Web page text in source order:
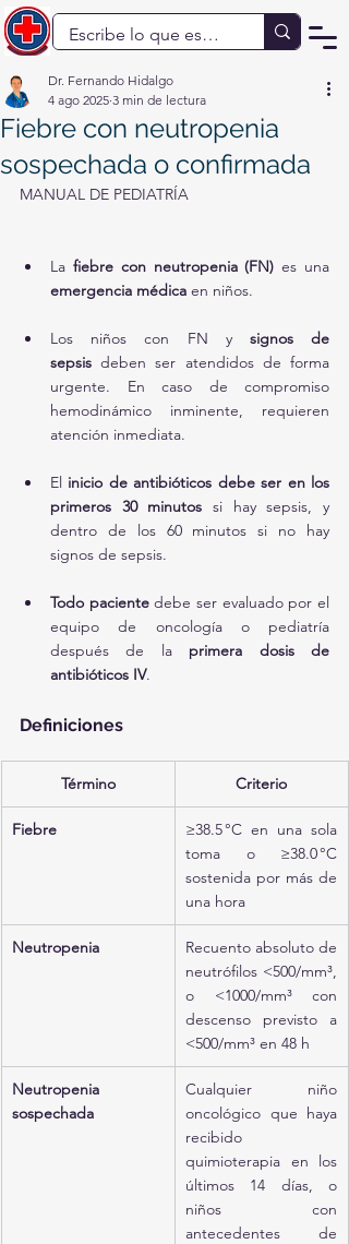
Fiebre con neutropenia
sospechada o confirmada
Dr. Fernando Hidalgo
4 ago 2025 3 min de lectura
MANUAL DE PEDIATRÍA
La fiebre con neutropenia (FN)
emergencia médica en niños.
Los niños con FN y signos de
sepsis deben ser atendidos de forma
urgente. En caso de compromiso
hemodinámico inminente, requieren
atención inmediata.
El inicio de antibióticos debe ser en los
primeros 30 minutos si hay sepsis, y
dentro de los 60 minutos si no hay
signos de sepsis.
Todo paciente debe ser evaluado por el
equipo de oncología o pediatría
después de la primera dosis de
antibióticos IV.
Definiciones
Término Criterio
Fiebre
≥38.5 °C en una sola
toma o ≥38.0 °C
sostenida por más de
una hora
Neutropenia
Recuento absoluto de
neutrófilos <500/mm³,
o <1000/mm³ con
descenso previsto a
<500/mm³ en 48 h
Neutropenia
sospechada
Cualquier niño
oncológico que haya
recibido
quimioterapia en los
últimos 14 días, o
niños con
antecedentes de